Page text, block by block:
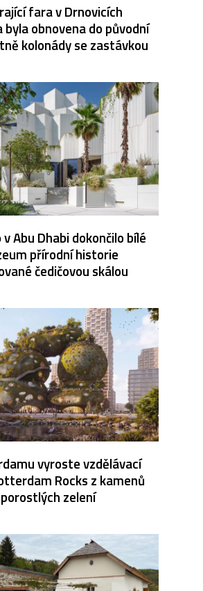
fara v Drnovicích
byla obnovena do původní
kolonády se zastávkou
Abu Dhabi dokončilo bílé
přírodní historie
čedičovou skálou
vyroste vzdělávací
Rocks z kamenů
porostlých zelení